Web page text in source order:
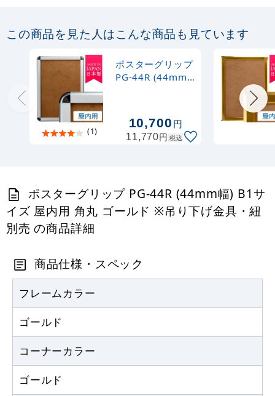
A2/B2/A1/B1対応 (L-Stand)
12,760円 税込
8月9日迄
この商品を見た人はこんな商品も見ています
(1)
ポスターグリップ
PG-44R (44mm
具・紐 別売
10,700円
11,770円 税込
ポスターグリップ PG-44R (44mm幅) B1サ
イズ 屋内用 角丸 ゴールド ※吊り下げ金具・紐
別売 の商品詳細
商品仕様・スペック
フレームカラー
ゴールド
コーナーカラー
ゴールド